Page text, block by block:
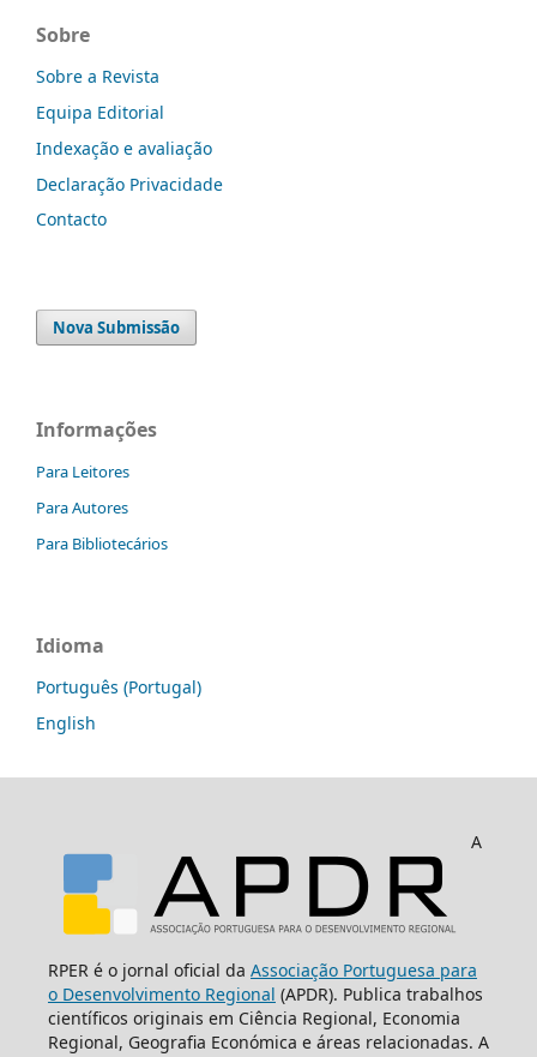
Sobre
Sobre a Revista
Equipa Editorial
Indexação e avaliação
Declaração Privacidade
Contacto
Nova Submissão
Informações
Para Leitores
Para Autores
Para Bibliotecários
Idioma
Português (Portugal)
English
A
RPER é o jornal oficial da Associação Portuguesa para
o Desenvolvimento Regional (APDR). Publica trabalhos
científicos originais em Ciência Regional, Economia
Regional, Geografia Económica e áreas relacionadas. A